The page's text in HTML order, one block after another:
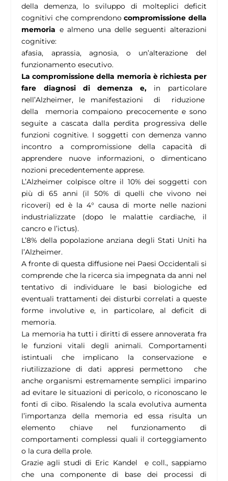
della demenza, lo sviluppo di molteplici deficit
cognitivi che comprendonocompromissione della
memoria e almeno una delle seguenti alterazioni
cognitive:
afasia, aprassia, agnosia, o un’alterazione del
funzionamento esecutivo.
La compromissione della memoria è richiesta per
fare diagnosi di demenza e, in particolare
nell’Alzheimer, le manifestazioni di riduzione
della memoria compaiono precocemente e sono
seguite a cascata dalla perdita progressiva delle
funzioni cognitive. I soggetti con demenza vanno
incontro a compromissione della capacità di
apprendere nuove informazioni, o dimenticano
nozioni precedentemente apprese.
L’Alzheimer colpisce oltre il 10% dei soggetti con
più di 65 anni (il 50% di quelli che vivono nei
ricoveri) ed è la 4° causa di morte nelle nazioni
industrializzate (dopo le malattie cardiache, il
cancro e l’ictus).
L’8% della popolazione anziana degli Stati Uniti ha
l’Alzheimer.
A fronte di questa diffusione nei Paesi Occidentali si
comprende che la ricerca sia impegnata da anni nel
tentativo di individuare le basi biologiche ed
eventuali trattamenti dei disturbi correlati a queste
forme involutive e, in particolare, al deficit di
memoria.
La memoria ha tutti i diritti di essere annoverata fra
le funzioni vitali degli animali. Comportamenti
istintuali che implicano la conservazione e
riutilizzazione di dati appresi permettono che
anche organismi estremamente semplici imparino
ad evitare le situazioni di pericolo, o riconoscano le
fonti di cibo. Risalendo la scala evolutiva aumenta
l’importanza della memoria ed essa risulta un
elemento chiave nel funzionamento di
comportamenti complessi quali il corteggiamento
o la cura della prole.
Grazie agli studi di Eric Kandel e coll., sappiamo
che una componente di base dei processi di